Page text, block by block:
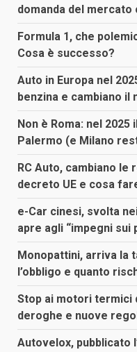
domanda del mercato
Formula 1, che
Cosa è successo?
Auto in Europa nel
benzina e cambiano il
Non è Roma: nel
Palermo (e Milano
RC Auto, cambiano
decreto UE e cosa
e-Car cinesi, svolta
apre agli “impegni sui
Monopattini, arriva la
l’obbligo e quanto
Stop ai motori termici
deroghe e nuove
Autovelox, pubblicato